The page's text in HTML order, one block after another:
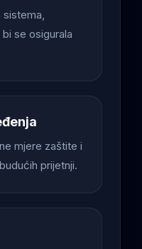
sistema,
se osigurala
mjere zaštite i
prijetnji.